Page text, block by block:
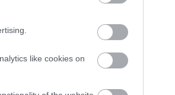
like cookies on
nevű galambborsóval készült